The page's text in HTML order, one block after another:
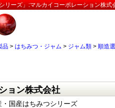
ーズ」:マルカイコーポレーション株式
品 > はちみつ・ジャム > ジャム類 > 順造
ョン株式会社
国産はちみつシリーズ